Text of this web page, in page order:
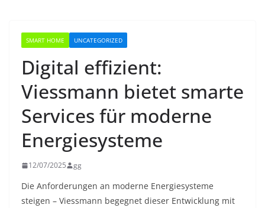
SMART HOME UNCATEGORIZED
Digital effizient:
Viessmann bietet smarte
Services für moderne
Energiesysteme
12/07/2025 gg
Die Anforderungen an moderne Energiesysteme
steigen – Viessmann begegnet dieser Entwicklung mit